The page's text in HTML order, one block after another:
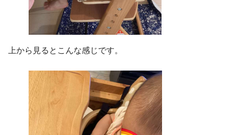
上から見るとこんな感じです。